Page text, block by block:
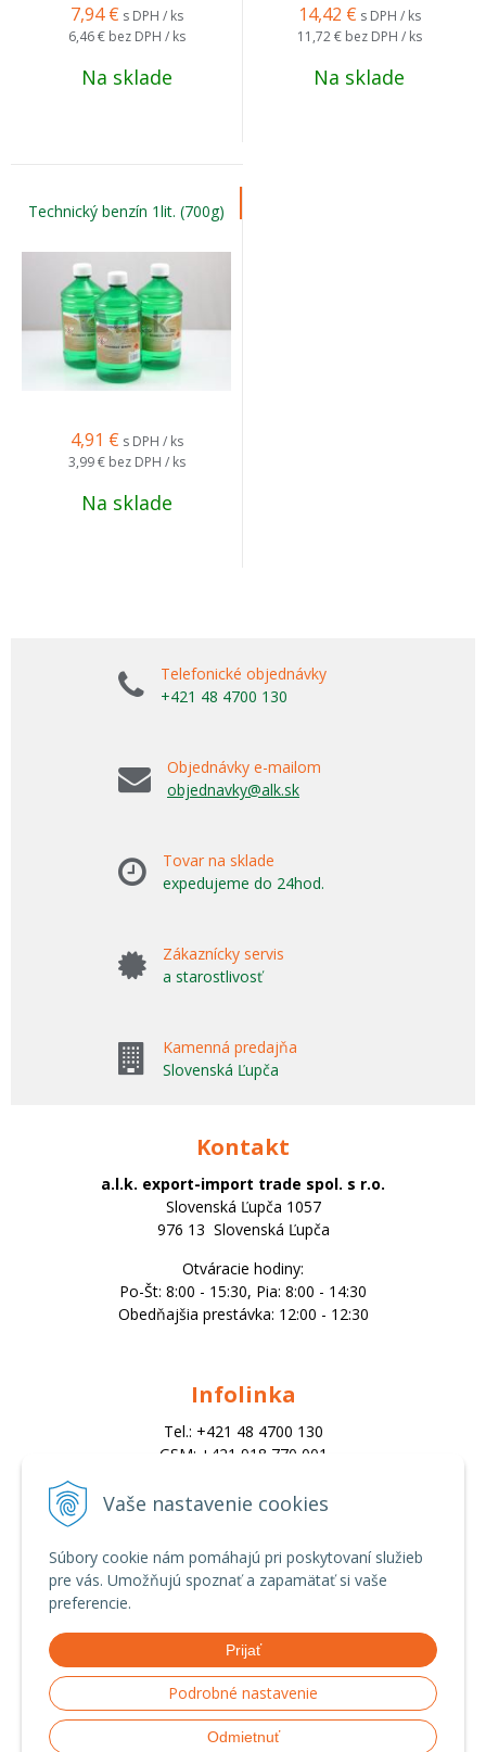
Vaše nastavenie cookies
Súbory cookie nám pomáhajú pri poskytovaní služieb
pre vás. Umožňujú spoznať a zapamätať si vaše
preferencie.
Prijať
Podrobné nastavenie
Odmietnuť
7,94 € s DPH / ks
6,46 € bez DPH / ks
Na sklade
14,42 € s DPH / ks
11,72 € bez DPH / ks
Na sklade
Technický benzín 1lit. (700g)
4,91 € s DPH / ks
3,99 € bez DPH / ks
Na sklade
Telefonické objednávky
+421 48 4700 130
Objednávky e-mailom
objednavky@alk.sk
Tovar na sklade
expedujeme do 24hod.
Zákaznícky servis
a starostlivosť
Kamenná predajňa
Slovenská Ľupča
Kontakt
a.l.k. export-import trade spol. s r.o.
Slovenská Ľupča 1057
976 13 Slovenská Ľupča
Otváracie hodiny:
Po-Št: 8:00 - 15:30, Pia: 8:00 - 14:30
Obedňajšia prestávka: 12:00 - 12:30
Infolinka
Tel.: +421 48 4700 130
GSM: +421 918 770 001
trade@alk.sk
Obchodné podmienky
Ochrana osobných údajov
Možnosti platby a doprava
Reklamačný poriadok